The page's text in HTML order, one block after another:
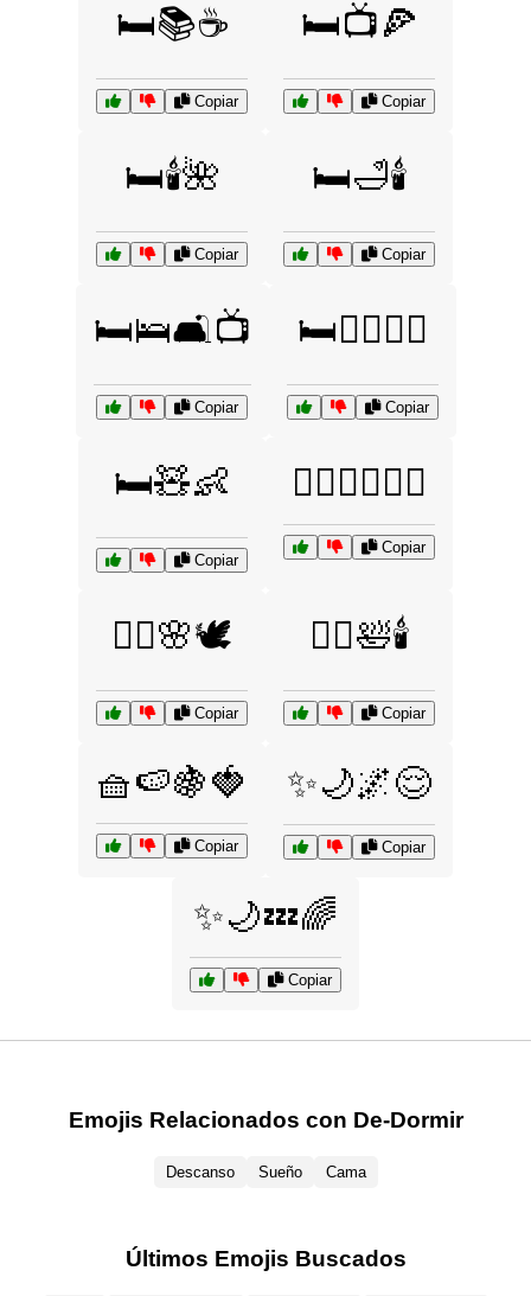
🛏️📚☕
Copiar
🛏️📺🍕
Copiar
🛏️🕯️🌺
Copiar
🛏️🛁🕯️
Copiar
🛏️🛌🛋️📺
Copiar
🛏️🧖‍♀️💆‍♂️
Copiar
🛏️🧸👶
Copiar
🧖‍♂️💆‍♀️🧖‍♀️
Copiar
🧘‍♀️🌸🕊️
Copiar
🧘‍♀️🛀🕯️
Copiar
🧺🍉🍇🍓
Copiar
✨🌙🌌😌
Copiar
✨🌙💤🌈
Copiar
Emojis Relacionados con De-Dormir
Descanso Sueño Cama
Últimos Emojis Buscados